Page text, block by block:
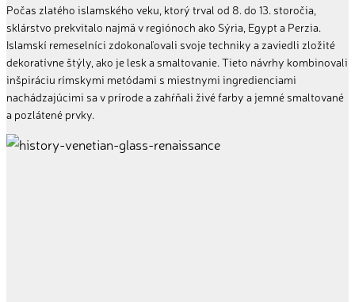
Počas zlatého islamského veku, ktorý trval od 8. do 13. storočia,
sklárstvo prekvitalo najmä v regiónoch ako Sýria, Egypt a Perzia.
Islamskí remeselníci zdokonaľovali svoje techniky a zaviedli zložité
dekoratívne štýly, ako je lesk a smaltovanie. Tieto návrhy kombinovali
inšpiráciu rímskymi metódami s miestnymi ingredienciami
nachádzajúcimi sa v prírode a zahŕňali živé farby a jemné smaltované
a pozlátené prvky.